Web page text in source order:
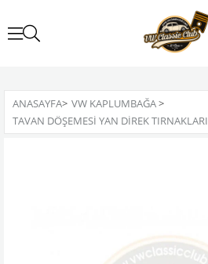
ANASAYFA> VW KAPLUMBAĞA>
TAVAN DÖŞEMESI YAN DIREK TIRNAKLARI